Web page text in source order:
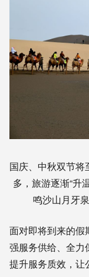
国庆、中秋双节
多，旅游逐渐“升
鸣沙山月牙
面对即将到来的假
强服务供给、全力
提升服务质效，让